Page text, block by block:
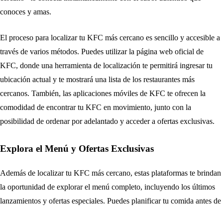
conoces y amas.
El proceso para localizar tu KFC más cercano es sencillo y accesible a
través de varios métodos. Puedes utilizar la página web oficial de
KFC, donde una herramienta de localización te permitirá ingresar tu
ubicación actual y te mostrará una lista de los restaurantes más
cercanos. También, las aplicaciones móviles de KFC te ofrecen la
comodidad de encontrar tu KFC en movimiento, junto con la
posibilidad de ordenar por adelantado y acceder a ofertas exclusivas.
Explora el Menú y Ofertas Exclusivas
Además de localizar tu KFC más cercano, estas plataformas te brindan
la oportunidad de explorar el menú completo, incluyendo los últimos
lanzamientos y ofertas especiales. Puedes planificar tu comida antes de